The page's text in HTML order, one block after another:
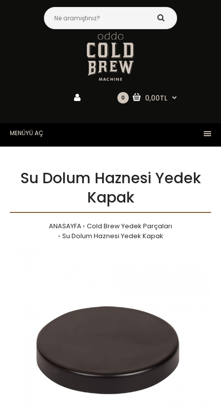
0 0,00TL
MENÜYÜ AÇ
Su Dolum Haznesi Yedek
Kapak
ANASAYFA Cold Brew Yedek Parçaları
Su Dolum Haznesi Yedek Kapak